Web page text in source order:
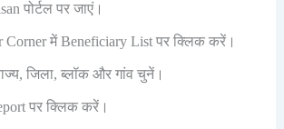
पोर्टल पर जाएं।
Corner में Beneficiary List पर क्लिक करें।
जिला, ब्लॉक और गांव चुनें।
पर क्लिक करें।